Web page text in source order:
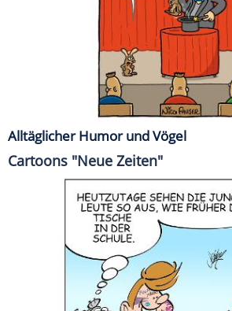
Alltäglicher Humor und Vögel
Cartoons "Neue Zeiten"